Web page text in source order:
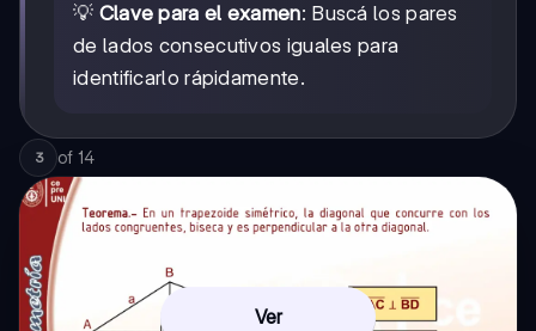
💡 Clave para el examen: Buscá los pares
de lados consecutivos iguales para
identificarlo rápidamente.
3 of 14
Ver